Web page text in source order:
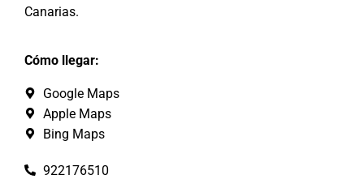
Canarias.
Cómo llegar:
Google Maps
Apple Maps
Bing Maps
922176510